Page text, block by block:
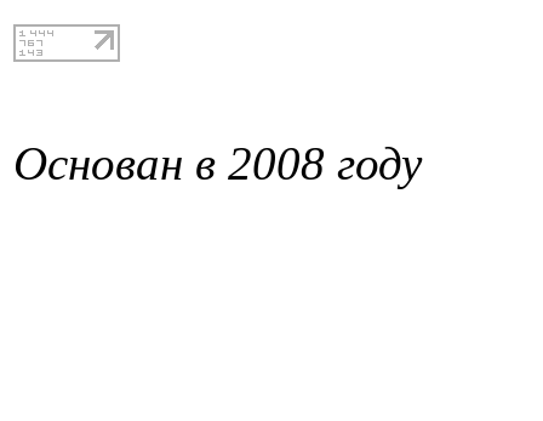
Основан в 2008 году